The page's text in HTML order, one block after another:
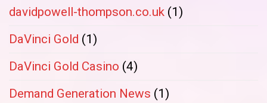
davidpowell-thompson.co.uk (1)
DaVinci Gold (1)
DaVinci Gold Casino (4)
Demand Generation News (1)